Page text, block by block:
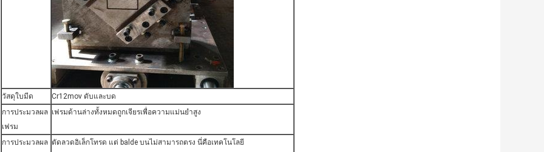
วัสดุใบมีด
Cr12mov ดับและบด
การประมวลผล
เฟรม
เฟรมด้านล่างทั้งหมดถูกเจียรเพื่อความแม่นยำสูง
การประมวลผล ตัดลวดอิเล็กโทรด แต่ balde บนไม่สามารถตรง นี่คือเทคโนโลยี